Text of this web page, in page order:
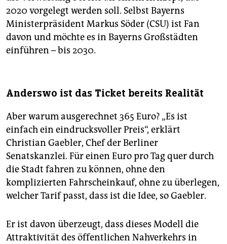
2020 vorgelegt werden soll. Selbst Bayerns
Ministerpräsident Markus Söder (CSU) ist Fan
davon und möchte es in Bayerns Großstädten
einführen – bis 2030.
Anderswo ist das Ticket bereits Realität
Aber warum ausgerechnet 365 Euro? „Es ist
einfach ein eindrucksvoller Preis“, erklärt
Christian Gaebler, Chef der Berliner
Senatskanzlei. Für einen Euro pro Tag quer durch
die Stadt fahren zu können, ohne den
komplizierten Fahrscheinkauf, ohne zu überlegen,
welcher Tarif passt, dass ist die Idee, so Gaebler.
Er ist davon überzeugt, dass dieses Modell die
Attraktivität des öffentlichen Nahverkehrs in